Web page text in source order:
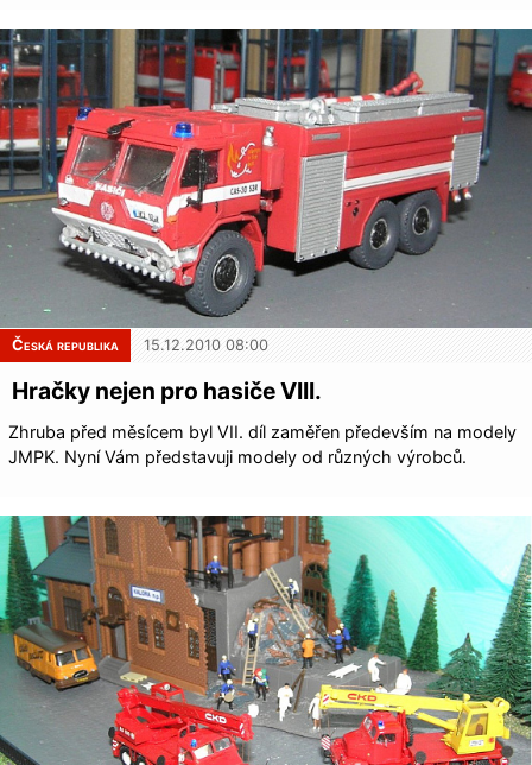
Česká republika 15.12.2010 08:00
Hračky nejen pro hasiče VIII.
Zhruba před měsícem byl VII. díl zaměřen především na modely
JMPK. Nyní Vám představuji modely od různých výrobců.